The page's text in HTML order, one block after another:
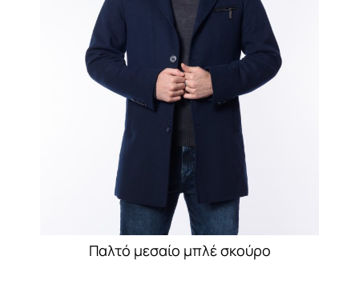
Παλτό μεσαίο μπλέ σκούρο